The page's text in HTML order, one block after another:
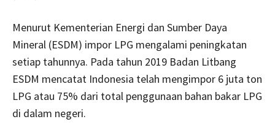
Menurut Kementerian Energi dan Sumber Daya
Mineral (ESDM) impor LPG mengalami peningkatan
setiap tahunnya. Pada tahun 2019 Badan Litbang
ESDM mencatat Indonesia telah mengimpor 6 juta ton
LPG atau 75% dari total penggunaan bahan bakar LPG
di dalam negeri.